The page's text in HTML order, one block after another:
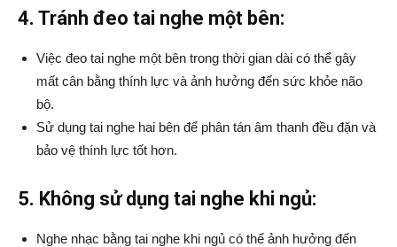
4. Tránh đeo tai nghe một bên:
Việc đeo tai nghe một bên trong thời gian dài có thể gây
mất cân bằng thính lực và ảnh hưởng đến sức khỏe não
bộ.
Sử dụng tai nghe hai bên để phân tán âm thanh đều đặn và
bảo vệ thính lực tốt hơn.
5. Không sử dụng tai nghe khi ngủ:
Nghe nhạc bằng tai nghe khi ngủ có thể ảnh hưởng đến